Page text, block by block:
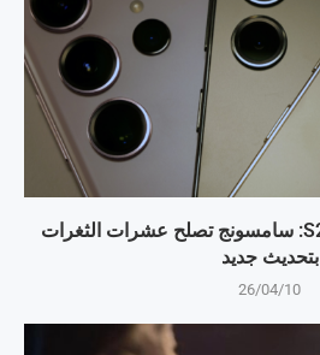
جالكسي S25، S24، S23: سامسونج تصلح عشرات الثغرات
بتحديث جديد
26/04/10